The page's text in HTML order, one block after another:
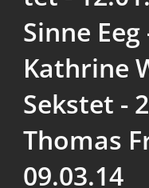
Sinne
Kathrine
Sekstet -
Thomas
09.03.14